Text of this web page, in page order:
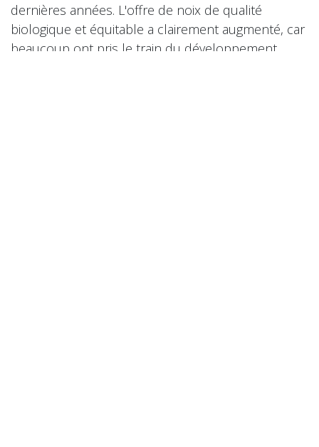
dernières années. L'offre de noix de qualité
biologique et équitable a clairement augmenté, car
beaucoup ont pris le train du développement